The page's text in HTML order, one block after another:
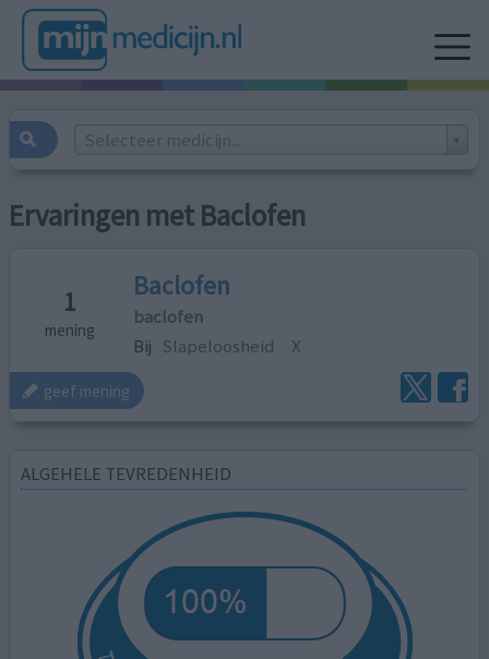
Selecteer medicijn...
Ervaringen met Baclofen
1
mening
Baclofen
baclofen
Bij Slapeloosheid X
geef mening
ALGEHELE TEVREDENHEID